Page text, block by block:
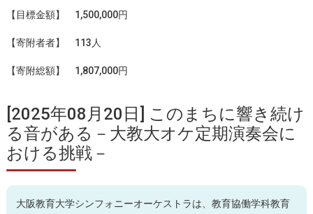
【目標金額】 1,500,000円
【寄附者者】 113人
【寄附総額】 1,807,000円
[2025年08月20日] このまちに響き続け
る音がある－大教大オケ定期演奏会に
おける挑戦－
大阪教育大学シンフォニーオーケストラは、教育協働学科教育